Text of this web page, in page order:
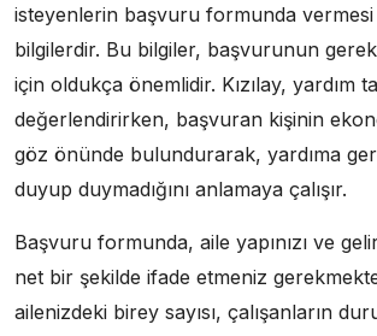
isteyenlerin başvuru formunda
bilgilerdir. Bu bilgiler, başvurunun
için oldukça önemlidir. Kızılay, yardım
değerlendirirken, başvuran kişinin
göz önünde bulundurarak, yardıma
duyup duymadığını anlamaya çalışır.
Başvuru formunda, aile yapınızı ve
net bir şekilde ifade etmeniz
ailenizdeki birey sayısı, çalışanların